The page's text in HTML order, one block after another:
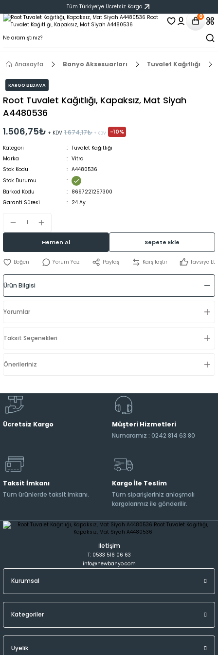
Tüm Türkiye‘ye Ücretsiz Kargo
0
Anasayfa Banyo Aksesuarları Tuvalet Kağıtlığı
KARGO BEDAVA
Root Tuvalet Kağıtlığı, Kapaksız, Mat Siyah
A4480536
1.506,75₺ + KDV 1.674,17₺ + KDV -10%
Kategori
Tuvalet Kağıtlığı
Marka
Vitra
Stok Kodu
A4480536
Stok Durumu
Barkod Kodu
8697221257300
Garanti Süresi
24 Ay
Hemen Al Sepete Ekle
Yorum Yaz Paylaş Karşılaştır Tavsiye Et
Ürün Bilgisi
Yorumlar
Taksit Seçenekleri
Önerileriniz
Ücretsiz Kargo Müşteri Hizmetleri
Numaramız : 0242 814 63 80
Taksit İmkanı
Tüm ürünlerde taksit imkanı.
Kargo İle Teslim
Tüm siparişleriniz anlaşmalı
kargolarımız ile gönderilir.
İletişim
T: 0533 516 06 63
info@newbanyo.com
Kurumsal
Kategoriler
Üyelik